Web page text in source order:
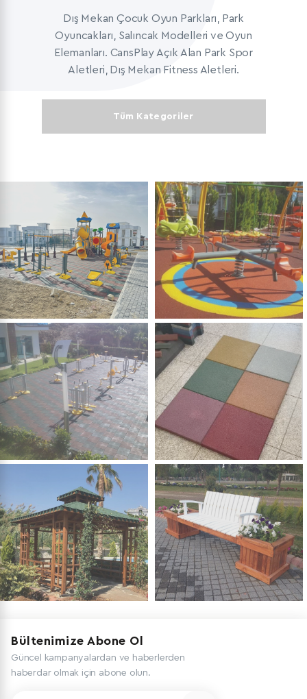
Dış Mekan Çocuk Oyun Parkları, Park
Oyuncakları, Salıncak Modelleri ve Oyun
Elemanları. CansPlay Açık Alan Park Spor
Aletleri, Dış Mekan Fitness Aletleri.
Tüm Kategoriler
ÇOCUK OYUN
PARKLARI
OYUN
ELEMANLARI
PARK SPOR
KAUÇUK ZEMİN
KAPLAMA
Bültenimize Abone Ol
Güncel kampanyalardan ve haberlerden
haberdar olmak için abone olun.